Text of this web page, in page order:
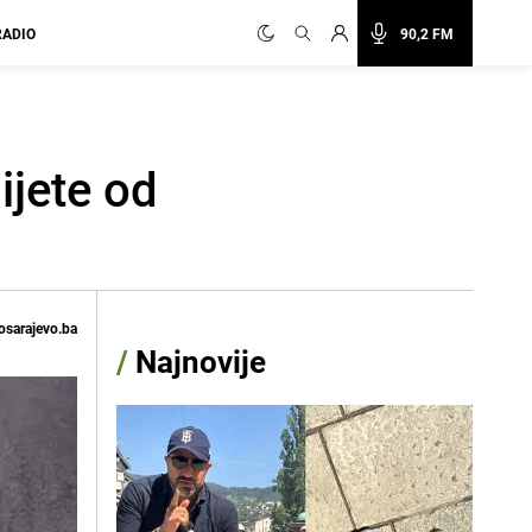
90,2 FM
od
/ Najnovije